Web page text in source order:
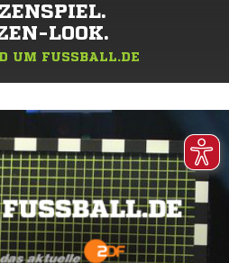
LOOK.
UM FUSSBALL.DE